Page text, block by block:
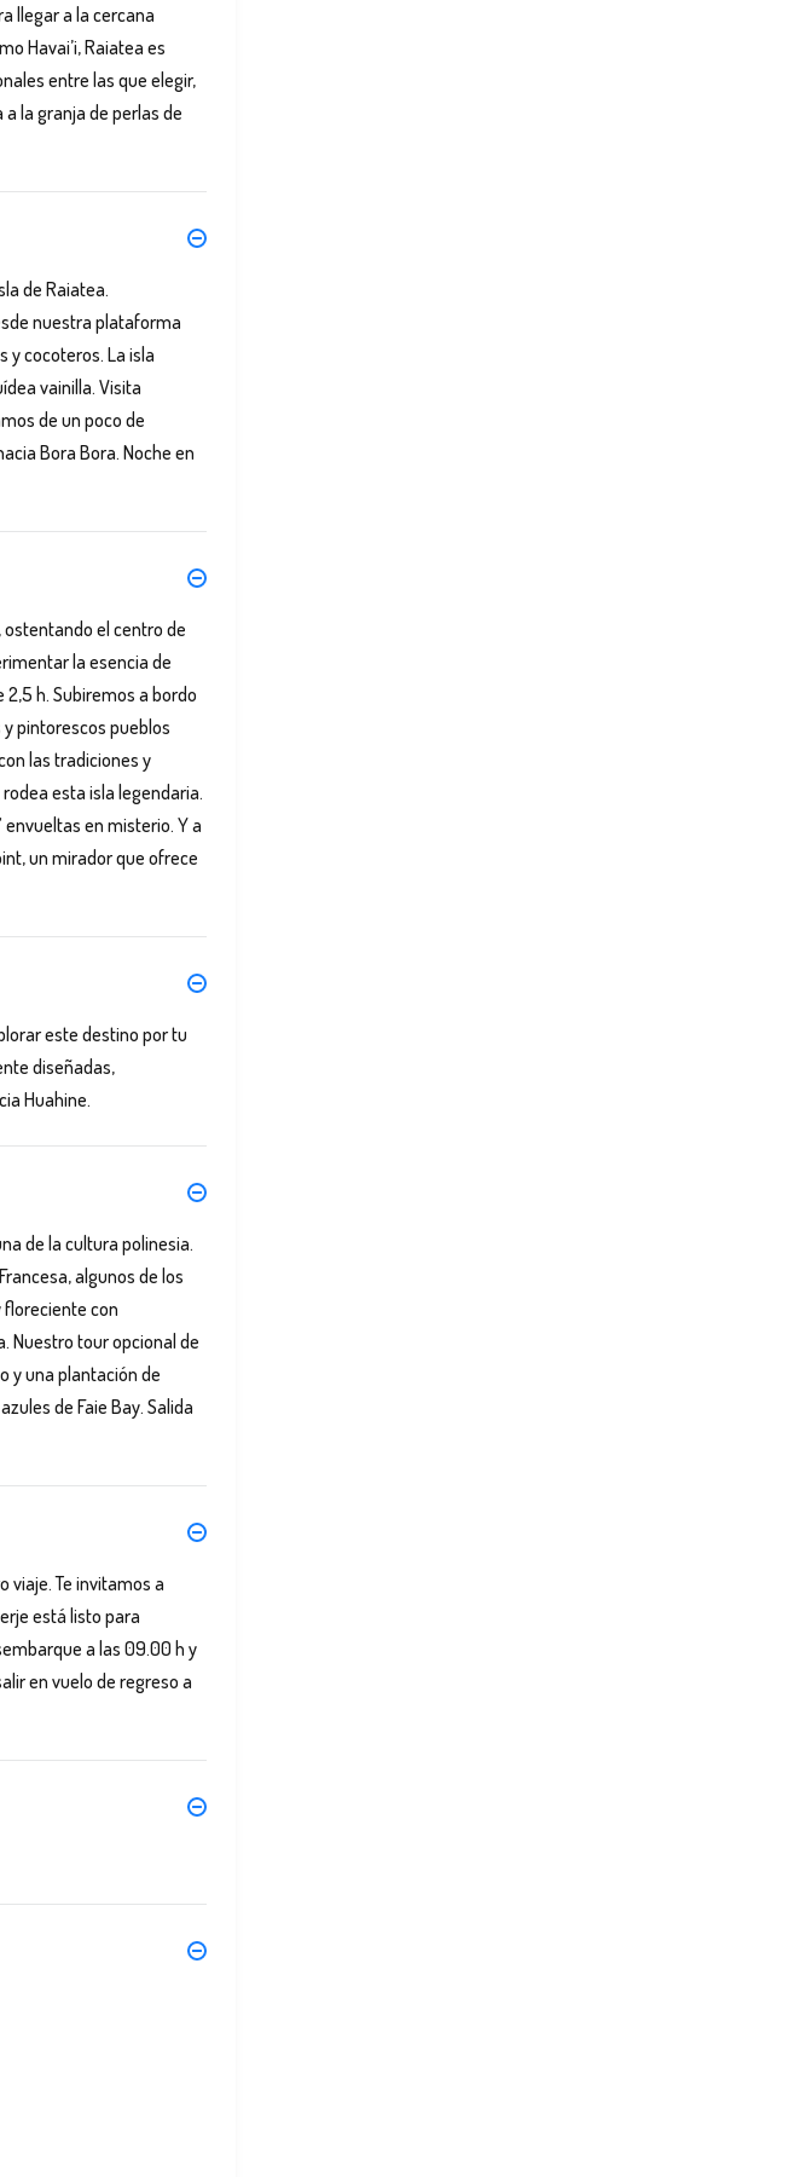
llegar a la cercana
Havai’i, Raiatea es
entre las que elegir,
la granja de perlas de
de Raiatea.
nuestra plataforma
y cocoteros. La isla
vainilla. Visita
de un poco de
Bora Bora. Noche en
ostentando el centro de
la esencia de
h. Subiremos a bordo
pintorescos pueblos
las tradiciones y
esta isla legendaria.
envueltas en misterio. Y a
un mirador que ofrece
este destino por tu
diseñadas,
Huahine.
de la cultura polinesia.
algunos de los
floreciente con
Nuestro tour opcional de
y una plantación de
de Faie Bay. Salida
viaje. Te invitamos a
está listo para
a las 09.00 h y
en vuelo de regreso a